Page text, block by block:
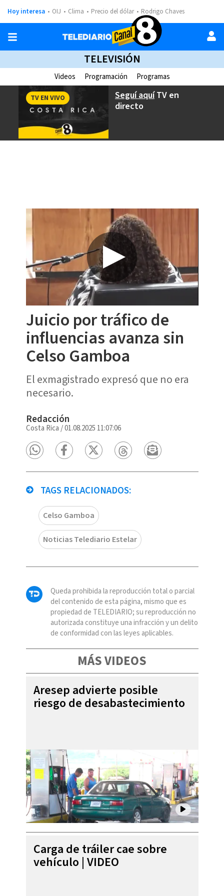
Hoy interesa OIJ Clima Precio del dólar Rodrigo Chaves
TELEVISIÓN
Videos Programación Programas
Seguí aquíTV en
directo
TV EN VIVO
Juicio por tráfico de
influencias avanza sin
Celso Gamboa
El exmagistrado expresó que no era
necesario.
Redacción
Costa Rica /01.08.2025 11:07:06
TAGS RELACIONADOS:
Celso Gamboa
Noticias Telediario Estelar
Queda prohibida la reproducción total o parcial
del contenido de esta página, mismo que es
propiedad de TELEDIARIO; su reproducción no
autorizada constituye una infracción y un delito
de conformidad con las leyes aplicables.
MÁS VIDEOS
Aresep advierte posible
riesgo de desabastecimiento
Carga de tráiler cae sobre
vehículo | VIDEO